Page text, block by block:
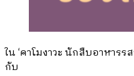
ใน ‘คาโมงาวะ นักสืบอาหา
กับ